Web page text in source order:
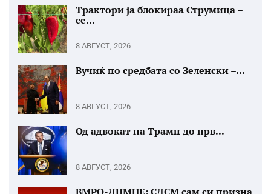
Трактори ја блокираа Струмица –
се...
8 АВГУСТ, 2026
Вучиќ по средбата со Зеленски –...
8 АВГУСТ, 2026
Од адвокат на Трамп до прв...
8 АВГУСТ, 2026